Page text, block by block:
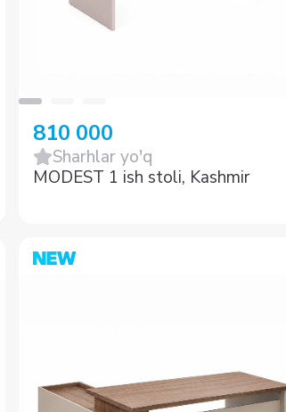
810 000
Sharhlar yo'q
MODEST 1 ish stoli, Kashmir